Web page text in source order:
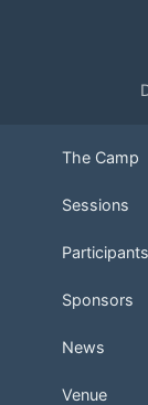
The Camp
Sessions
Participants
Sponsors
News
Venue